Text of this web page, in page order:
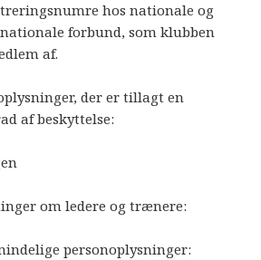
hos nationale og
forbund, som klubben
af.
der er tillagt en
af beskyttelse:
om ledere og trænere:
personoplysninger: